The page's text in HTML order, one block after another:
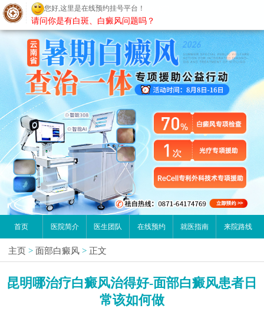
昆明白癜风医院
首页 医院简介 医生团队 在线预约 就医指南 来院路线
主页 > 面部白癜风 > 正文
昆明哪治疗白癜风治得好-面部白癜风患者日
常该如何做
您好,这里是在线预约挂号平台！
请问你是有白斑、白癜风问题吗？